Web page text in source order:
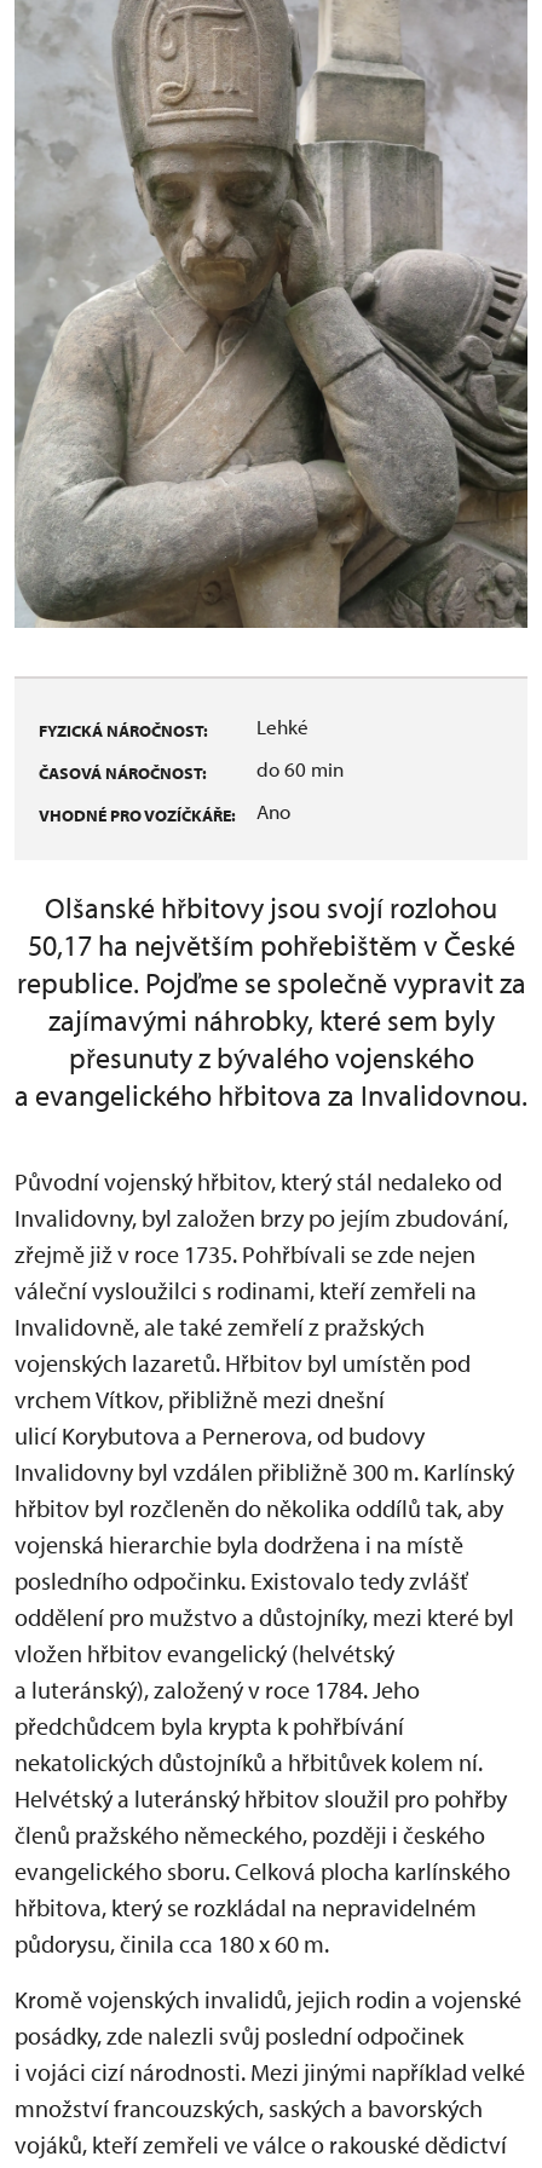
FYZICKÁ NÁROČNOST: Lehké
ČASOVÁ NÁROČNOST: do 60 min
VHODNÉ PRO VOZÍČKÁŘE: Ano
Olšanské hřbitovy jsou svojí rozlohou
50,17 ha největším pohřebištěm v České
republice. Pojďme se společně vypravit za
zajímavými náhrobky, které sem byly
přesunuty z bývalého vojenského
a evangelického hřbitova za Invalidovnou.
Původní vojenský hřbitov, který stál nedaleko od
Invalidovny, byl založen brzy po jejím zbudování,
zřejmě již v roce 1735. Pohřbívali se zde nejen
váleční vysloužilci s rodinami, kteří zemřeli na
Invalidovně, ale také zemřelí z pražských
vojenských lazaretů. Hřbitov byl umístěn pod
vrchem Vítkov, přibližně mezi dnešní
ulicí Korybutova a Pernerova, od budovy
Invalidovny byl vzdálen přibližně 300 m. Karlínský
hřbitov byl rozčleněn do několika oddílů tak, aby
vojenská hierarchie byla dodržena i na místě
posledního odpočinku. Existovalo tedy zvlášť
oddělení pro mužstvo a důstojníky, mezi které byl
vložen hřbitov evangelický (helvétský
a luteránský), založený v roce 1784. Jeho
předchůdcem byla krypta k pohřbívání
nekatolických důstojníků a hřbitůvek kolem ní.
Helvétský a luteránský hřbitov sloužil pro pohřby
členů pražského německého, později i českého
evangelického sboru. Celková plocha karlínského
hřbitova, který se rozkládal na nepravidelném
půdorysu, činila cca 180 x 60 m.
Kromě vojenských invalidů, jejich rodin a vojenské
posádky, zde nalezli svůj poslední odpočinek
i vojáci cizí národnosti. Mezi jinými například velké
množství francouzských, saských a bavorských
vojáků, kteří zemřeli ve válce o rakouské dědictví